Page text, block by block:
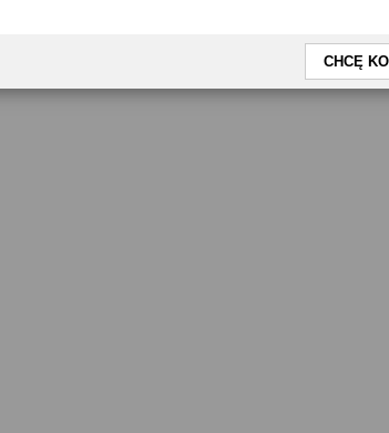
CHCĘ